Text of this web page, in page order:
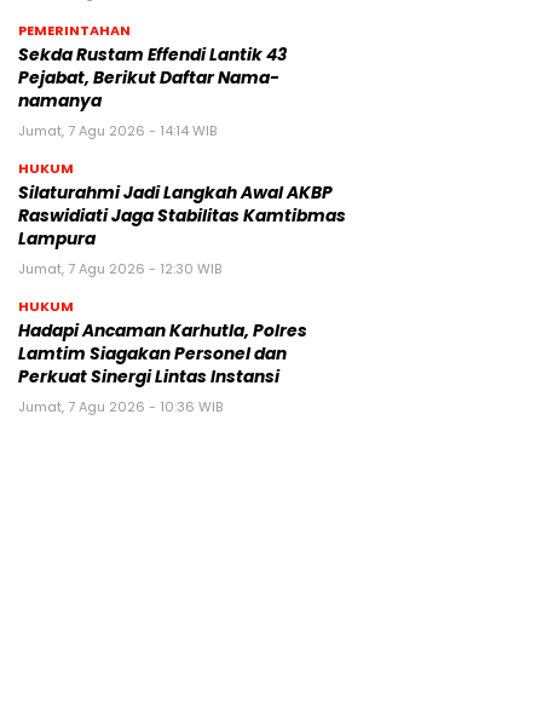
PEMERINTAHAN
Sekda Rustam Effendi Lantik 43
Pejabat, Berikut Daftar Nama-
namanya
Jumat, 7 Agu 2026 - 14:14 WIB
HUKUM
Silaturahmi Jadi Langkah Awal AKBP
Raswidiati Jaga Stabilitas Kamtibmas
Lampura
Jumat, 7 Agu 2026 - 12:30 WIB
HUKUM
Hadapi Ancaman Karhutla, Polres
Lamtim Siagakan Personel dan
Perkuat Sinergi Lintas Instansi
Jumat, 7 Agu 2026 - 10:36 WIB